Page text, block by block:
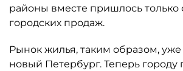
районы вместе пришлось только
городских продаж.
Рынок жилья, таким образом,
новый Петербург. Теперь городу